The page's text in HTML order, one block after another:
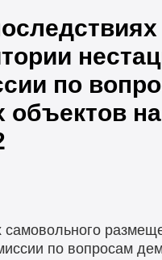
по
по вопросам